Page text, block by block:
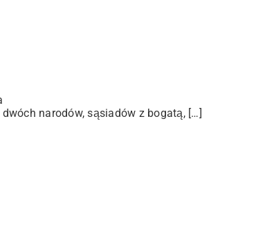
narodów, sąsiadów z bogatą, […]